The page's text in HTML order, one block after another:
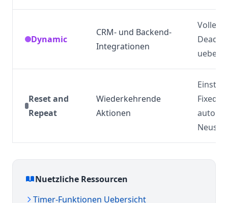
Dynamic
CRM- und Backend-
Integrationen
Volle
Reset and
Repeat
Wiederkehrende
Aktionen
Fixed/
Nuetzliche Ressourcen
Timer-Funktionen Uebersicht